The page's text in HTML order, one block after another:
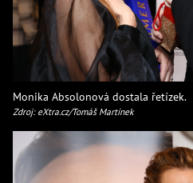
Monika Absolonová dostala řetízek.
Zdroj: eXtra.cz/Tomáš Martínek